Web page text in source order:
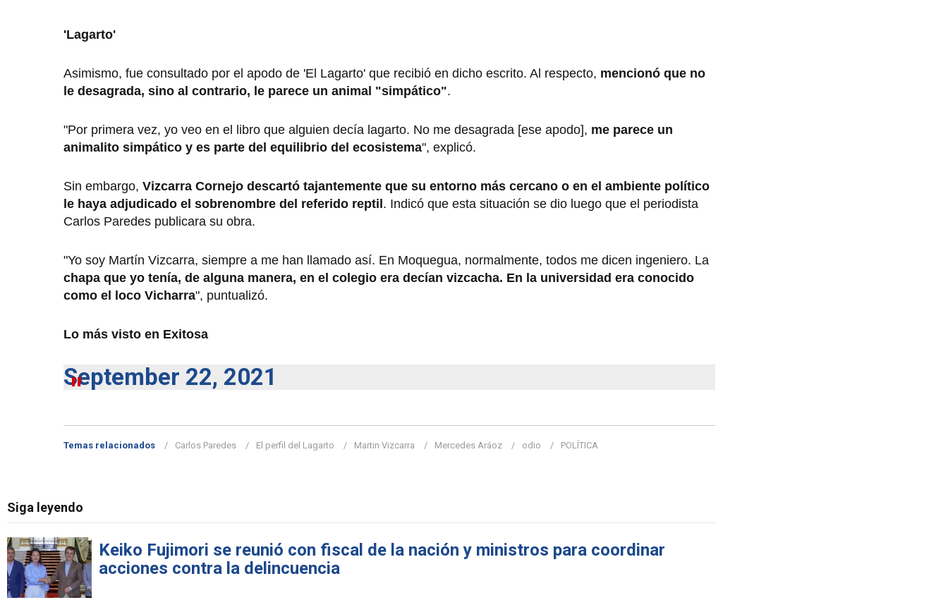
'Lagarto'
Asimismo, fue consultado por el apodo de 'El Lagarto' que recibió en dicho escrito. Al respecto, mencionó que no
le desagrada, sino al contrario, le parece un animal "simpático".
"Por primera vez, yo veo en el libro que alguien decía lagarto. No me desagrada [ese apodo], me parece un
animalito simpático y es parte del equilibrio del ecosistema", explicó.
Sin embargo, Vizcarra Cornejo descartó tajantemente que su entorno más cercano o en el ambiente político
le haya adjudicado el sobrenombre del referido reptil . Indicó que esta situación se dio luego que el periodista
Carlos Paredes publicara su obra.
"Yo soy Martín Vizcarra, siempre a me han llamado así. En Moquegua, normalmente, todos me dicen ingeniero. La
chapa que yo tenía, de alguna manera, en el colegio era decían vizcacha. En la universidad era conocido
como el loco Vicharra", puntualizó.
Lo más visto en Exitosa
September 22, 2021
Temas relacionados Carlos Paredes El perfil del Lagarto Martin Vizcarra Mercedes Aráoz odio POLÍTICA
Siga leyendo
Keiko Fujimori se reunió con fiscal de la nación y ministros para coordinar
acciones contra la delincuencia